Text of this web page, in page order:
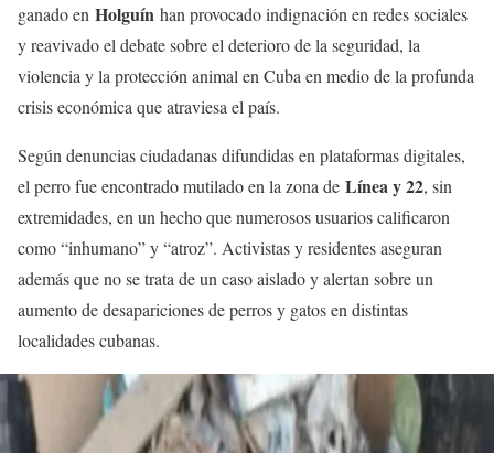
ganado en Holguín han provocado indignación en redes sociales
y reavivado el debate sobre el deterioro de la seguridad, la
violencia y la protección animal en Cuba en medio de la profunda
crisis económica que atraviesa el país.
Según denuncias ciudadanas difundidas en plataformas digitales,
el perro fue encontrado mutilado en la zona de Línea y 22, sin
extremidades, en un hecho que numerosos usuarios calificaron
como “inhumano” y “atroz”. Activistas y residentes aseguran
además que no se trata de un caso aislado y alertan sobre un
aumento de desapariciones de perros y gatos en distintas
localidades cubanas.